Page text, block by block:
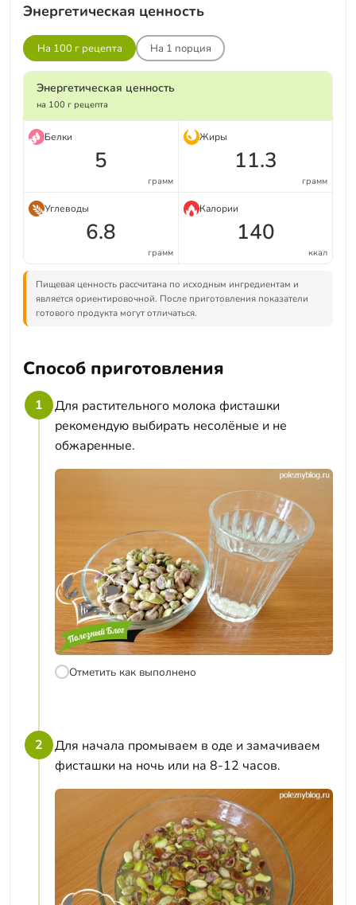
Энергетическая ценность
На 100 г рецепта На 1 порция
Энергетическая ценность
на 100 г рецепта
Белки
5
грамм
Жиры
11.3
грамм
Углеводы
6.8
грамм
Калории
140
ккал
Пищевая ценность рассчитана по исходным ингредиентам и
является ориентировочной. После приготовления показатели
готового продукта могут отличаться.
Способ приготовления
1
Для растительного молока фисташки
рекомендую выбирать несолёные и не
обжаренные.
Отметить как выполнено
2
Для начала промываем в оде и замачиваем
фисташки на ночь или на 8-12 часов.